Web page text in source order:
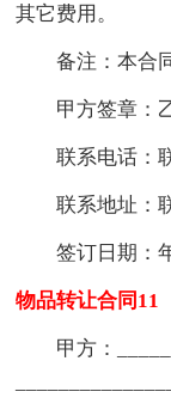
其它费用。
备注：本合
甲方签章：
联系电话：
联系地址：
签订日期：
物品转让合同11
甲方：